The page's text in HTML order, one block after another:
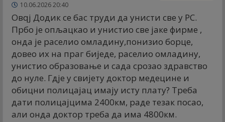
10.06.2026 20:40
Овqј Додик се бас труди да унисти све у РС.
Прбо је опљацкао и унистио све јаке фирме ,
онда је раселио омладину,понизио борце,
довео их на праг биједе, раселио омладину,
унистио образовање и сада срозао здравство
до нуле. Гдје у свијету доктор медецине и
обицни полицајац имају исту плату? Треба
дати полицајцима 2400км, раде тезак посао,
али онда доктор треба да има 4800км.